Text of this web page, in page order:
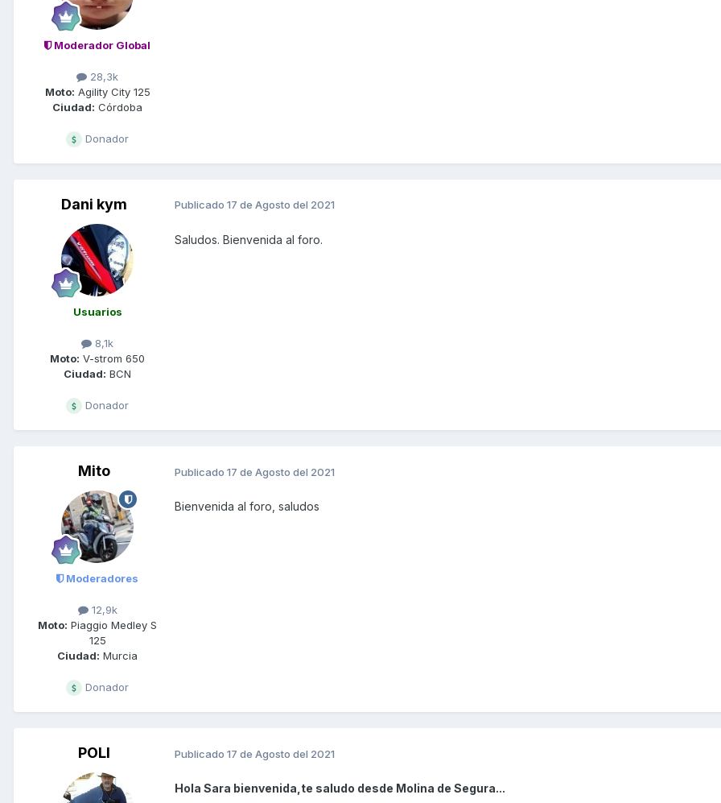
Moderador Global
28,3k
Moto: Agility City 125
Ciudad: Córdoba
Donador
Dani kym
Usuarios
8,1k
Moto: V-strom 650
Ciudad: BCN
Donador
Publicado 17 de Agosto del 2021
Saludos. Bienvenida al foro.
Mito
Moderadores
12,9k
Moto: Piaggio Medley S
125
Ciudad: Murcia
Donador
Publicado 17 de Agosto del 2021
Bienvenida al foro, saludos
POLI Publicado 17 de Agosto del 2021
Hola Sara bienvenida,te saludo desde Molina de Segura...